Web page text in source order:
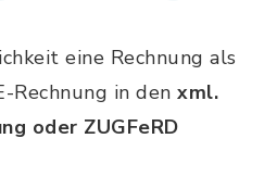
eine Rechnung als
Rechnung in den xml.
oder ZUGFeRD